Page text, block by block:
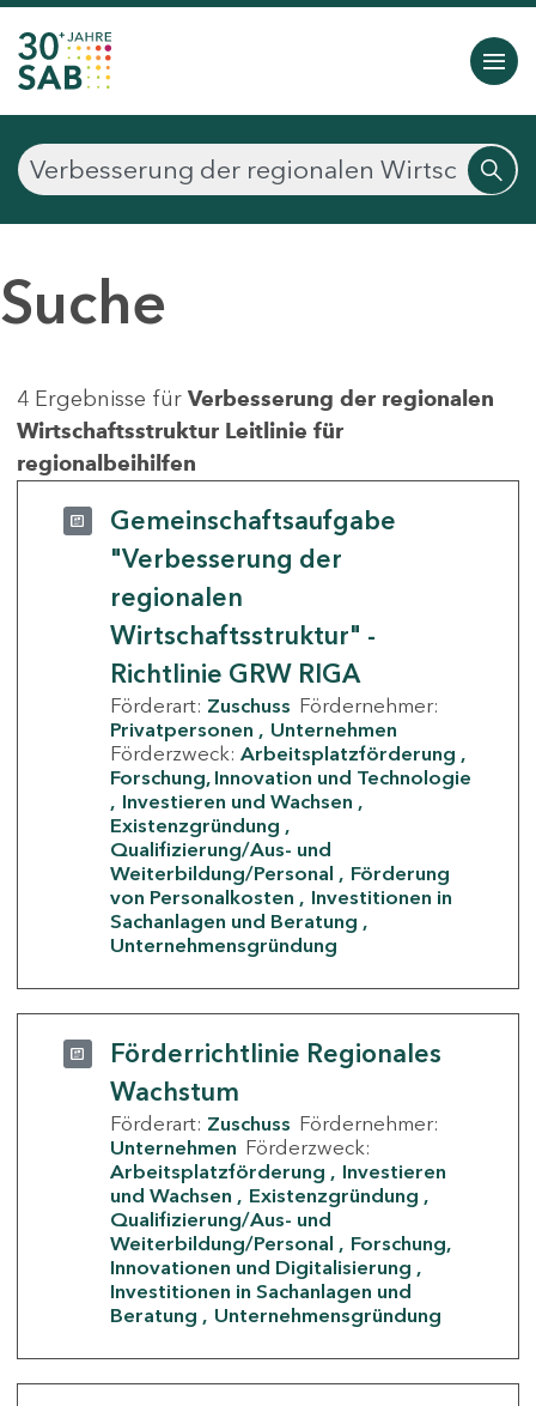
Suche
4 Ergebnisse für Verbesserung der regionalen
Wirtschaftsstruktur Leitlinie für
regionalbeihilfen
Gemeinschaftsaufgabe
"Verbesserung der
regionalen
Wirtschaftsstruktur" -
Richtlinie GRW RIGA
Förderart: Zuschuss Fördernehmer:
Privatpersonen
Unternehmen
Förderzweck: Arbeitsplatzförderung
Forschung, Innovation und Technologie
Investieren und Wachsen
Existenzgründung
Qualifizierung/Aus- und
Weiterbildung/Personal
Förderung
von Personalkosten
Investitionen in
Sachanlagen und Beratung
Unternehmensgründung
Förderrichtlinie Regionales
Wachstum
Förderart: Zuschuss Fördernehmer:
Unternehmen Förderzweck:
Arbeitsplatzförderung
Investieren
und Wachsen
Existenzgründung
Qualifizierung/Aus- und
Weiterbildung/Personal
Forschung,
Innovationen und Digitalisierung
Investitionen in Sachanlagen und
Beratung
Unternehmensgründung